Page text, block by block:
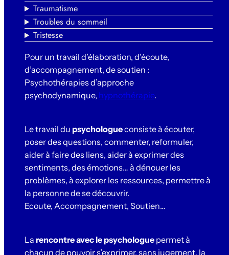
Traumatisme
Troubles du sommeil
Tristesse
Pour un travail d’élaboration, d’écoute,
d’accompagnement, de soutien :
Psychothérapies d’approche
psychodynamique, hypnothérapie.
Le travail du psychologueconsiste à écouter,
poser des questions, commenter, reformuler,
aider à faire des liens, aider à exprimer des
sentiments, des émotions… à dénouer les
problèmes, à explorer les ressources, permettre à
la personne de se découvrir.
Ecoute, Accompagnement, Soutien…
La rencontre avec le psychologue permet à
chacun de pouvoir s’exprimer, sans jugement, la